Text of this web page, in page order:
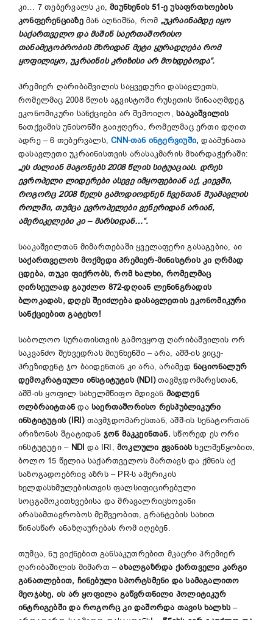
კი… 7 თებერვალს კი,მიუნხენის 51-ე უსაფრთხოების
კონფერენციაზემან აღნიშნა, რომ „უკრაინამდე იყო
საქართველო და მაშინ საერთაშორისო
თანამეგობრობის მხრიდან მეტი ყურადღება რომ
ყოფილიყო, უკრაინის კრიზისი არ მოხდებოდა“.
პრემიერ ღარიბაშვილის საყვედური დასავლეთს,
რომელმაც 2008 წლის აგვისტოში რუსეთის წინააღმდეგ
ეკონომიკური სანქციები არ შემოიღო,სააკაშვილის
ნათქვამის უნისონში გაიჟღერა, რომელმაც ერთი დღით
ადრე – 6 თებერვალს,CNN-თან ინტერვიუში, დაამუნათა
დასავლეთი უკრაინისთვის არასაკმარის მხარდაჭერაში:
„ეს ძალიან მაგონებს 2008 წლის სიტუაციას. დრეს
ევროპელი ლიდერები ასევე იმყოფებიან აქ, კიევში,
როგორც 2008 წელს გამოდიოდნენ ჩვენთან შუამავლის
როლში, თუმცა ევროპელები ვენერიდან არიან,
ამერიკელები კი – მარსიდან…“.
სააკაშვილთან მიმართებაში ყველაფერი გასაგებია, აი
საქართველოს მოქმედი პრემიერ-მინისტრის კი ღრმად
ცდება, თუკი ფიქრობს, რომ ხალხი, რომელმაც
ღირსეულად გაუძლო 872-დღიან ლენინგრადის
ბლოკადას, დღეს შეიძლება დასავლეთის ეკონომიკური
სანქციებით გატეხო!
საბოლოო სურათისთვის გამოვყოფ ღარიბაშვილის ორ
საკვანძო შეხვედრას მიუნხენში – არა, აშშ-ის ვიცე-
პრეზიდენტ ჯო ბაიდენთან კი არა, არამედ ნაციონალურ
დემოკრატიული ინსტიტუტის (NDI)თავმჯდომარესთან,
აშშ-ის ყოფილ სახელმწიფო მდივან მადლენ
ოლბრაიტთანდა საერთაშორისო რესპუბლიკური
ინსტიტუტის (IRI)თავმჯდომარესთან, აშშ-ის სენატორთან
არიზონას შტატიდან ჯონ მაკკეინთან. სწორედ ეს ორი
ინსტუტუტი – NDI და IRI,მოკლული ჟვანიასხელშეწყობით,
ბოლო 15 წელია საქართველოს მართავს და ქმნის აქ
საზოგადოებრივ აზრს – PR-ს ამერიკის
ხელდასხმულებისთვის ფალსიფიცირებული
სოცგამოკითხვებისა და მრავალრიცხოვანი
არასამთავრობოს მეშვეობით, გრანტების სახით
წინასწარ ანაზღაურებას რომ იღებენ.
თუმცა, ნუ ვიქნებით განსაკუთრებით მკაცრი პრემიერ
ღარიბაშილის მიმართ –ახალგაზრდა ქართველი კარგი
განათლებით, ჩინებული სპორტსმენი და სამაგალითო
მეოჯახე, ის არ ყოფილა გაწვრთნილი პოლიტიკურ
ინტრიგებში და როგორც კი დაშორდა თავის ხალხს–